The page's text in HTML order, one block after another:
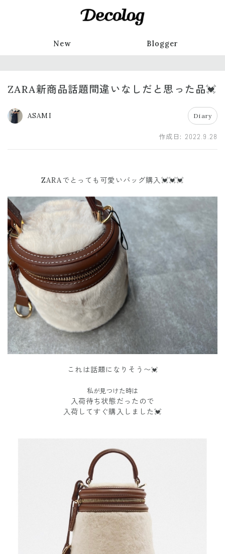
New Blogger
ZARA新商品話題間違いなしだと思った品💓
ASAMI Diary
作成日: 2022.9.28
ZARAでとっても可愛いバッグ購入💓💓💓
これは話題になりそう〜💓
私が見つけた時は
入荷待ち状態だったので
入荷してすぐ購入しました💓